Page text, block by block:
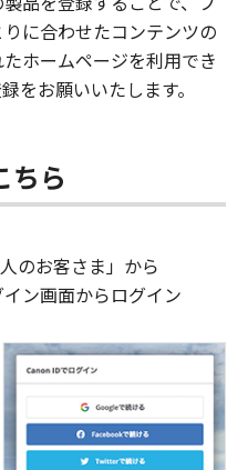
に合わせたコンテンツの
ホームページを利用でき
をお願いいたします。
ちら
のお客さま」から
ン画面からログイン